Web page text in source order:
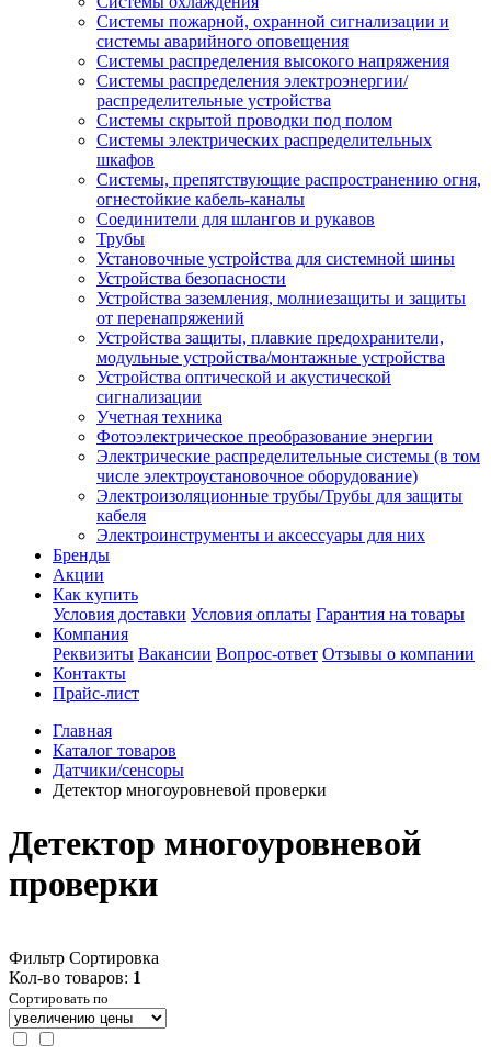
Системы пожарной, охранной сигнализации и
системы аварийного оповещения
Системы распределения высокого напряжения
Системы распределения электроэнергии/
распределительные устройства
Системы скрытой проводки под полом
Системы электрических распределительных
шкафов
Системы, препятствующие распространению огня,
огнестойкие кабель-каналы
Соединители для шлангов и рукавов
Трубы
Установочные устройства для системной шины
Устройства безопасности
Устройства заземления, молниезащиты и защиты
от перенапряжений
Устройства защиты, плавкие предохранители,
модульные устройства/монтажные устройства
Устройства оптической и акустической
сигнализации
Учетная техника
Фотоэлектрическое преобразование энергии
Электрические распределительные системы (в том
числе электроустановочное оборудование)
Электроизоляционные трубы/Трубы для защиты
кабеля
Электроинструменты и аксессуары для них
Бренды
Акции
Как купить
Условия доставки Условия оплаты Гарантия на товары
Компания
Реквизиты Вакансии Вопрос-ответ Отзывы о компании
Контакты
Прайс-лист
Главная
Каталог товаров
Датчики/сенсоры
Детектор многоуровневой проверки
Детектор многоуровневой
проверки
Фильтр Сортировка
Кол-во товаров: 1
Сортировать по